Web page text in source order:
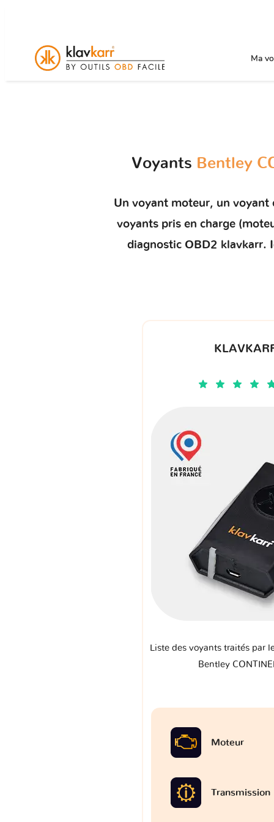
Ma
Voyants Bentley
Un voyant moteur, un voyant
voyants pris en charge
diagnostic OBD2 klavkarr.
Liste des voyants traités par
Bentley
Moteur
Transmission